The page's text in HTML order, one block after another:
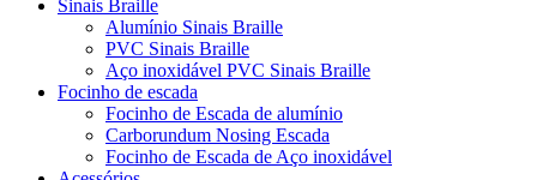
Sinais Braille
Alumínio Sinais Braille
PVC Sinais Braille
Aço inoxidável PVC Sinais Braille
Focinho de escada
Focinho de Escada de alumínio
Carborundum Nosing Escada
Focinho de Escada de Aço inoxidável